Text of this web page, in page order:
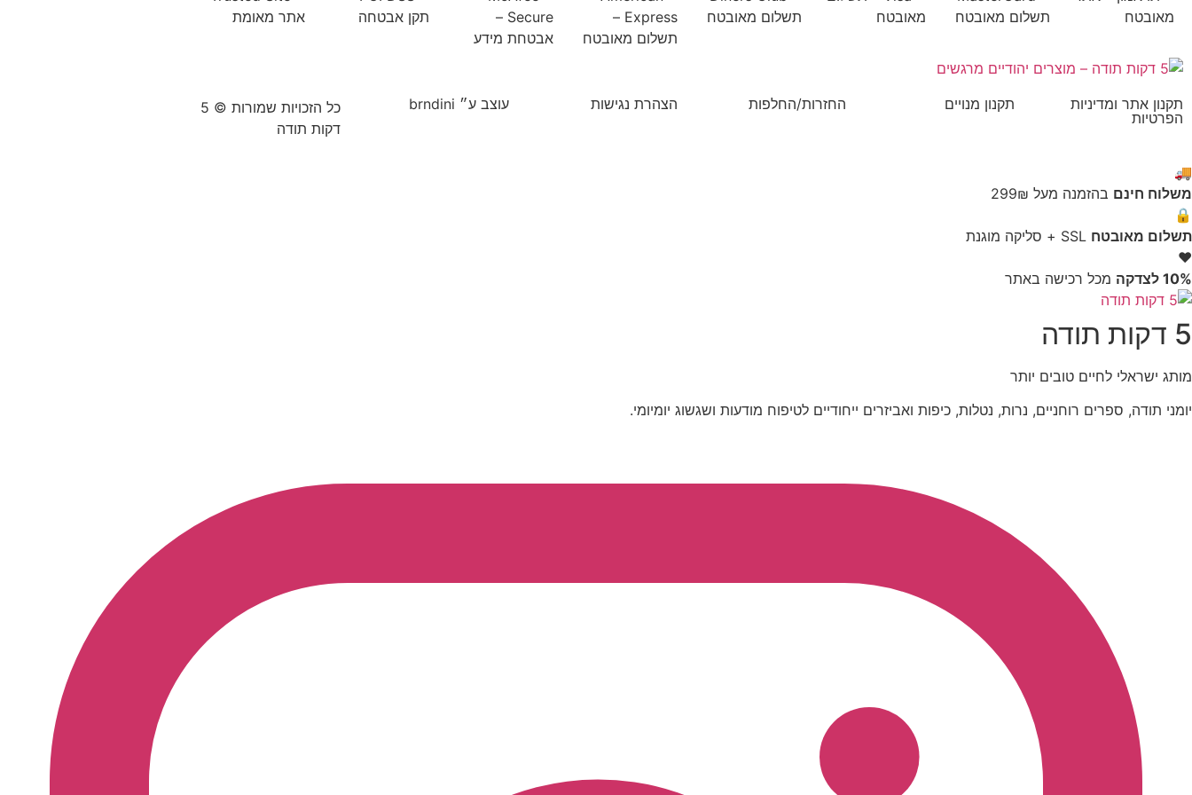
תקנון אתר ומדיניות
הפרטיות
תקנון מנויים החזרות/החלפות הצהרת נגישות עוצב ע״ brndini
כל הזכויות שמורות © 5
דקות תודה
🚚
משלוח חינם בהזמנה מעל 299₪
🔒
תשלום מאובטח SSL + סליקה מוגנת
❤️
10% לצדקה
מכל רכישה באתר
5 דקות תודה
מותג ישראלי לחיים טובים יותר
יומני תודה, ספרים רוחניים, נרות, נטלות, כיפות ואביזרים ייחודיים לטיפוח מודעות ושגשוג יומיומי.